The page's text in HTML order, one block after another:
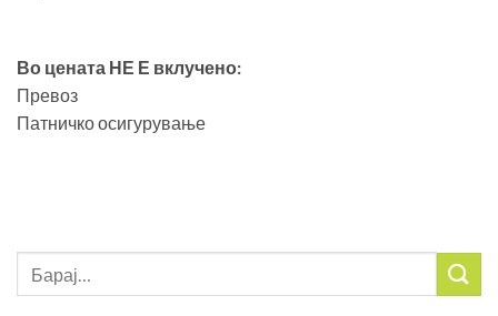
Во цената НЕ Е вклучено:
Превоз
Патничко осигурување